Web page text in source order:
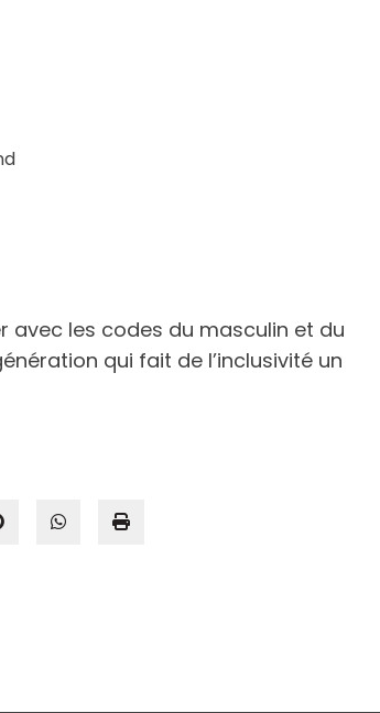
avec les codes du masculin et du
qui fait de l’inclusivité un